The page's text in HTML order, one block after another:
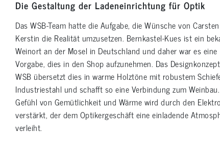
Die Gestaltung der Ladeneinrichtung für Optik
Das WSB-Team hatte die Aufgabe, die Wünsche von
Kerstin die Realität umzusetzen. Bernkastel-Kues ist ein
Weinort an der Mosel in Deutschland und daher war es eine
Vorgabe, dies in den Shop aufzunehmen. Das
WSB übersetzt dies in warme Holztöne mit robustem
Industriestahl und schafft so eine Verbindung zum
Gefühl von Gemütlichkeit und Wärme wird durch den
verstärkt, der dem Optikergeschäft eine einladende
verleiht.